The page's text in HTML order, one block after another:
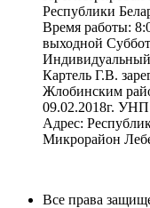
Республики
Время работы:
выходной
Картель Г.В.
Жлобинским
09.02.2018г.
Адрес:
Микрорайон
Все права